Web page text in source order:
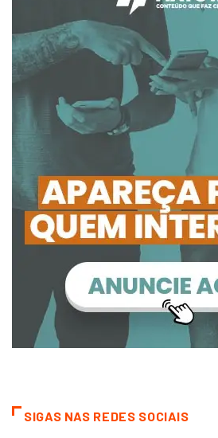
SIGAS NAS REDES SOCIAIS